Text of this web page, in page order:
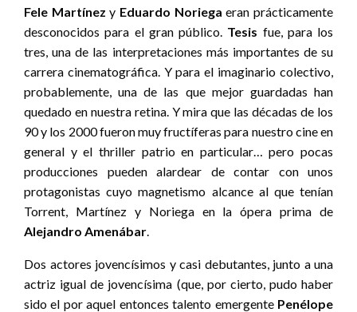
Fele Martínez y Eduardo Noriega eran prácticamente
desconocidos para el gran público. Tesis fue, para los
tres, una de las interpretaciones más importantes de su
carrera cinematográfica. Y para el imaginario colectivo,
probablemente, una de las que mejor guardadas han
quedado en nuestra retina. Y mira que las décadas de los
90 y los 2000 fueron muy fructíferas para nuestro cine en
general y el thriller patrio en particular… pero pocas
producciones pueden alardear de contar con unos
protagonistas cuyo magnetismo alcance al que tenían
Torrent, Martínez y Noriega en la ópera prima de
Alejandro Amenábar
Dos actores jovencísimos y casi debutantes, junto a una
actriz igual de jovencísima (que, por cierto, pudo haber
sido el por aquel entonces talento emergente Penélope